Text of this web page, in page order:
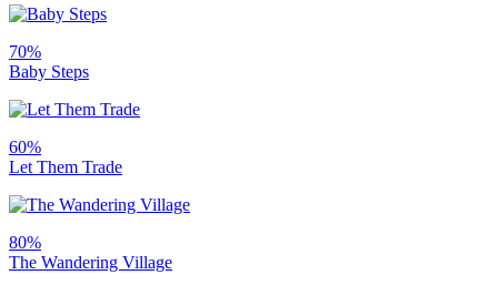
70%
Baby Steps
60%
Let Them Trade
80%
The Wandering Village